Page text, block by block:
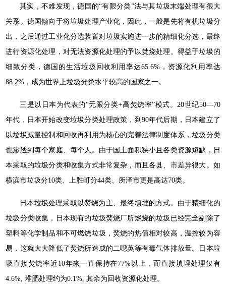
其实，不难发现，德国的“有限分类”法与其垃圾末端处理有很大
关系。德国倾向于将垃圾处理产业化，因此，一般是先将有机垃圾分
出，之后通过工业化分选装置对垃圾实施进一步的精细化分选，最终
进行资源化处理，对无法资源化处理的予以焚烧处理。得益于垃圾的
细致分类，德国的生活垃圾回收利用率达65.6%，资源化利用率达
88.2%，成为世界上垃圾分类水平较高的国家之一。
三是以日本为代表的“无限分类+高焚烧率”模式。20世纪50—70
年代，日本开始改变垃圾分类处理政策，到90年代后期，日本建立了
以垃圾减量控制和回收再利用为核心的完善法律制度体系，垃圾分类
也渗透到每个家庭、每个人。由于国土面积狭小且各类资源短缺，日
本采取的垃圾分类和收集方式非常复杂，而且各县、市差异很大。如
横滨市垃圾分10类、上胜町分44类、所泽市更是高达70类。
日本垃圾处理采取以焚烧为主、最终填埋的方式。由于精细化的
垃圾分类收集，日本现有的垃圾焚烧厂所燃烧的垃圾已经完全剔除了
塑料等化学制品和不可燃烧垃圾，焚烧的热值相对较高，温控较为容
易，这就大大降低了焚烧所造成的二噁英等有毒气体排放量。日本垃
圾直接焚烧率近10年来一直保持在77%以上，而直接填埋处理仅有
4.6%, 堆肥处理约为0.1%, 其余为回收资源化处理。